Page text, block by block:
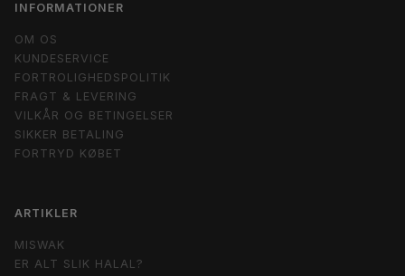
INFORMATIONER
OM OS
KUNDESERVICE
FORTROLIGHEDSPOLITIK
FRAGT & LEVERING
VILKÅR OG BETINGELSER
SIKKER BETALING
FORTRYD KØBET
ARTIKLER
MISWAK
ER ALT SLIK HALAL?